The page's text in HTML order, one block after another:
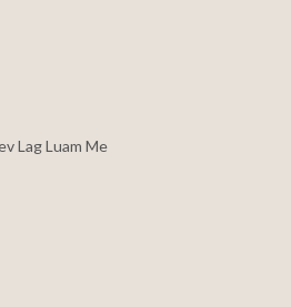
Lag Luam Me